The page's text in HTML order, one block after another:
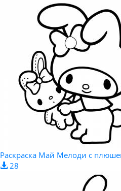
Раскраска Май Мелоди с
28